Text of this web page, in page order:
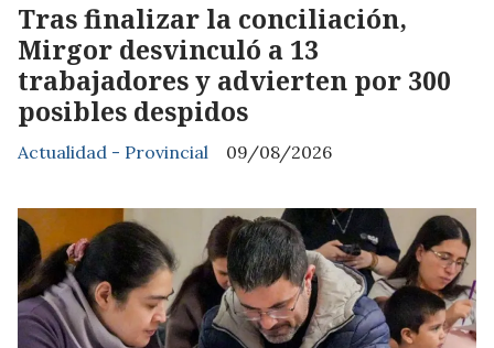
Tras finalizar la conciliación,
Mirgor desvinculó a 13
trabajadores y advierten por 300
posibles despidos
Actualidad - Provincial 09/08/2026